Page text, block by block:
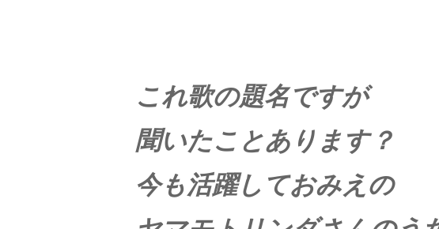
これ歌の題名ですが
聞いたことあります？
今も活躍しておみえの